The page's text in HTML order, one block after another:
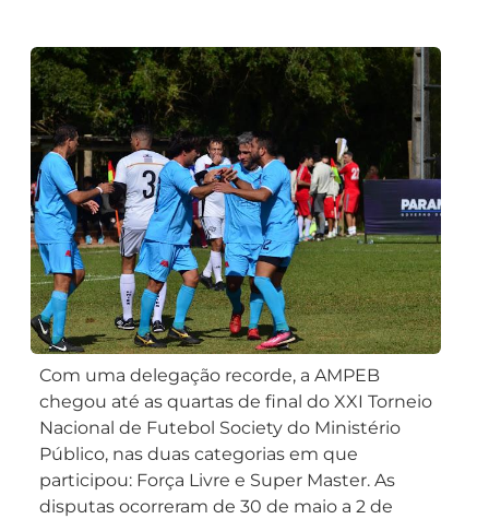
Com uma delegação recorde, a AMPEB
chegou até as quartas de final do XXI Torneio
Nacional de Futebol Society do Ministério
Público, nas duas categorias em que
participou: Força Livre e Super Master. As
disputas ocorreram de 30 de maio a 2 de